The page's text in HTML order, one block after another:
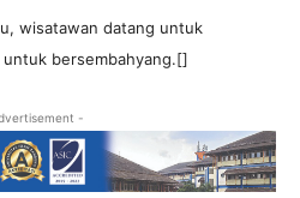
wisatawan datang untuk
bersembahyang.[]
-